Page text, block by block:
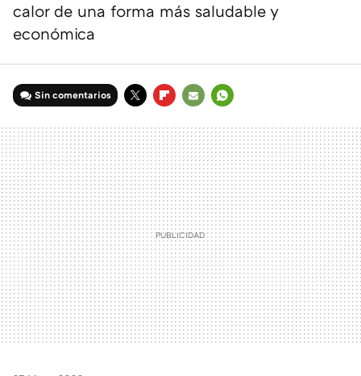
calor de una forma más saludable y
económica
Sin comentarios
MAIL